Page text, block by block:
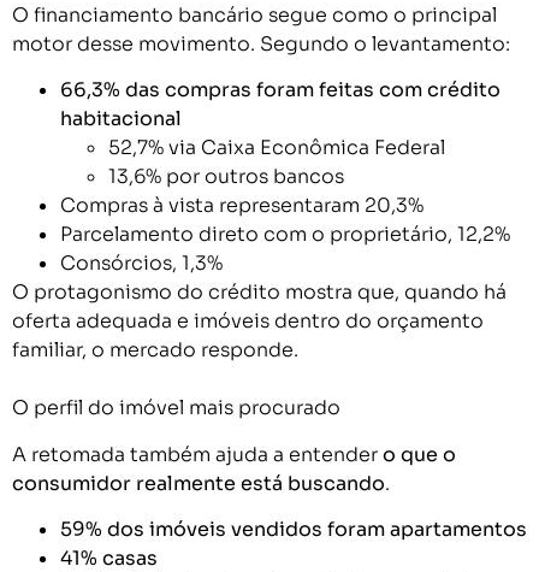
O financiamento bancário segue como o principal
motor desse movimento. Segundo o levantamento:
66,3% das compras foram feitas com crédito
habitacional
52,7% via Caixa Econômica Federal
13,6% por outros bancos
Compras à vista representaram 20,3%
Parcelamento direto com o proprietário, 12,2%
Consórcios, 1,3%
O protagonismo do crédito mostra que, quando há
oferta adequada e imóveis dentro do orçamento
familiar, o mercado responde.
O perfil do imóvel mais procurado
A retomada também ajuda a entendero que o
consumidor realmente está buscando.
59% dos imóveis vendidos foram apartamentos
41% casas